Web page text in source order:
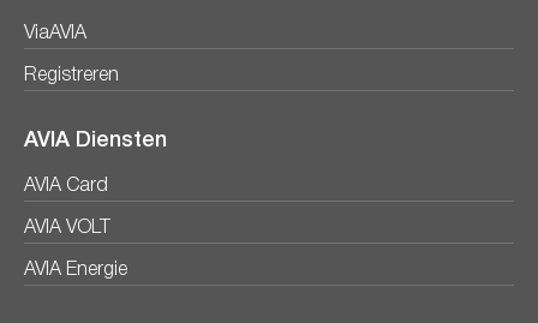
ViaAVIA
Registreren
AVIA Diensten
AVIA Card
AVIA VOLT
AVIA Energie